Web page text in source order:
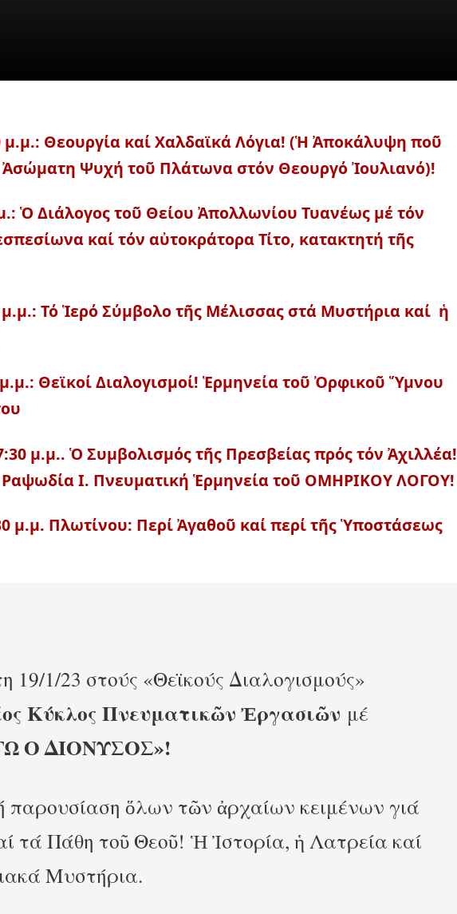
μ.μ.: Θεουργία καί Χαλδαϊκά Λόγια! (Ἡ Ἀποκάλυψη ποῦ
Ψυχή τοῦ Πλάτωνα στόν Θεουργό Ἰουλιανό)!
Ὁ Διάλογος τοῦ Θείου Ἀπολλωνίου Τυανέως μέ τόν
καί τόν αὐτοκράτορα Τίτο, κατακτητή τῆς
μ.μ.: Τό Ἱερό Σύμβολο τῆς Μέλισσας στά Μυστήρια καί ἡ
Θεϊκοί Διαλογισμοί! Ἑρμηνεία τοῦ Ὀρφικοῦ Ὕμνου
μ.μ.. Ὁ Συμβολισμός τῆς Πρεσβείας πρός τόν Ἀχιλλέα!
Ι. Πνευματική Ἑρμηνεία τοῦ ΟΜΗΡΙΚΟΥ ΛΟΓΟΥ!
μ.μ. Πλωτίνου: Περί Ἀγαθοῦ καί περί τῆς Ὑποστάσεως
19/1/23 στούς «Θεϊκούς Διαλογισμούς»
Κύκλος Πνευματικῶν Ἐργασιῶν μέ
Ο ΔΙΟΝΥΣΟΣ»!
παρουσίαση ὅλων τῶν ἀρχαίων κειμένων γιά
τά Πάθη τοῦ Θεοῦ! Ἡ Ἰστορία, ἡ Λατρεία καί
Μυστήρια.